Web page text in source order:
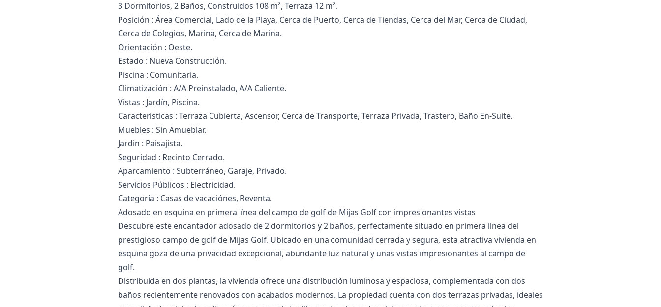
3 Dormitorios, 2 Baños, Construidos 108 m², Terraza 12 m².
Posición : Área Comercial, Lado de la Playa, Cerca de Puerto, Cerca de Tiendas, Cerca del Mar, Cerca de Ciudad,
Cerca de Colegios, Marina, Cerca de Marina.
Orientación : Oeste.
Estado : Nueva Construcción.
Piscina : Comunitaria.
Climatización : A/A Preinstalado, A/A Caliente.
Vistas : Jardín, Piscina.
Caracteristicas : Terraza Cubierta, ‌Ascensor, ‌Cerca ‌de ‌Transporte, ‌Terraza Privada, Trastero, Baño En-Suite.
Muebles ‌: ‌Sin ‌Amueblar.
Jardin : Paisajista.
Seguridad ‌: ‌Recinto ‌Cerrado.
Aparcamiento ‌: Subterráneo, ‌Garaje, Privado.
Servicios Públicos ‌: ‌Electricidad.
Categoría ‌: ‌Casas ‌de ‌vacaciónes, ‌Reventa.
Adosado en esquina en primera línea del campo de golf de Mijas Golf con impresionantes vistas
Descubre este encantador adosado de 2 dormitorios y 2 baños, perfectamente situado en primera línea del
prestigioso campo de golf de Mijas Golf. Ubicado en una comunidad cerrada y segura, esta atractiva vivienda en
esquina goza de una privacidad excepcional, abundante luz natural y unas vistas impresionantes al campo de
golf.
Distribuida en dos plantas, la vivienda ofrece una distribución luminosa y espaciosa, complementada con dos
baños recientemente renovados con acabados modernos. La propiedad cuenta con dos terrazas privadas, ideales